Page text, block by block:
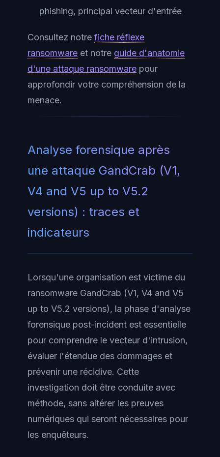
phishing, principal vecteur d'entrée
Consultez notre fiche réflexe
ransomware et notre guide d'anatomie
d'une attaque ransomware pour
approfondir votre compréhension de la
menace.
Analyse forensique après
une attaque GandCrab (V1,
V4 and V5 up to V5.2
versions) : traces et
indicateurs
Lorsqu'une organisation est victime du
ransomware GandCrab (V1, V4 and V5
up to V5.2 versions), la phase d'analyse
forensique post-incident est essentielle
pour comprendre le vecteur d'intrusion,
évaluer l'étendue des dommages et
prévenir une récidive. Cette
investigation doit être conduite avec
méthode, sans altérer les preuves
numériques qui seront nécessaires pour
les enquêteurs.